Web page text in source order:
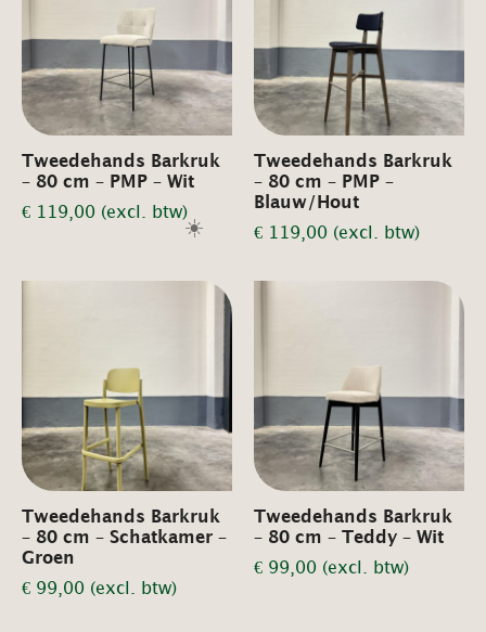
Tweedehands Barkruk
– 80 cm – PMP – Wit
€ 119,00 (excl. btw)
Tweedehands Barkruk
– 80 cm – PMP –
Blauw/Hout
€ 119,00 (excl. btw)
Tweedehands Barkruk
– 80 cm – Schatkamer –
Groen
€ 99,00 (excl. btw)
Tweedehands Barkruk
– 80 cm – Teddy – Wit
€ 99,00 (excl. btw)
☀️